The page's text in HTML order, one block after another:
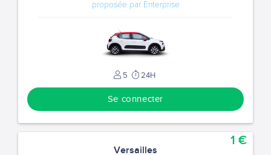
proposée par Enterprise
5 24H
Se connecter
Versailles
1 €